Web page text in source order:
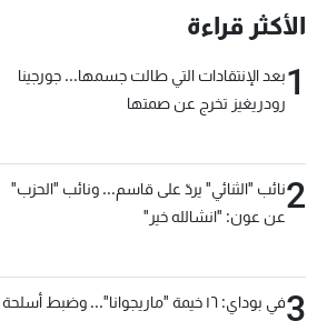
الأكثر قراءة
1بعد الإنتقادات التي طالت جسمها... جورجينا
رودريغيز تخرج عن صمتها
2نائب "الثنائي" يردّ على قاسم... ونائب "الحزب"
عن عون: "انشالله خير"
3
في بوداي: ١٦ خيمة "ماريجوانا"... وضبط أسلحة